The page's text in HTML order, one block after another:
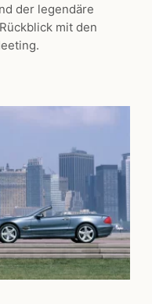
der legendäre
mit den